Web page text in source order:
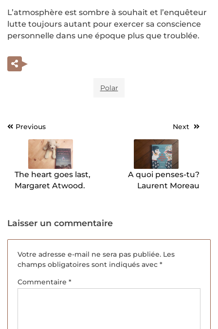
L’atmosphère est sombre à souhait et l’enquêteur
lutte toujours autant pour exercer sa conscience
personnelle dans une époque plus que troublée.
Polar
Navigation
l’article
Previous
The heart goes last,
Margaret Atwood.
Next
A quoi penses-tu?
Laurent Moreau
Laisser un commentaire
Votre adresse e-mail ne sera pas publiée. Les
champs obligatoires sont indiqués avec *
Commentaire *